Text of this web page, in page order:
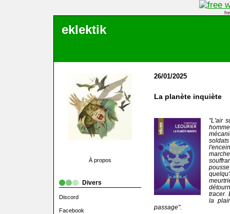
eklektik
À propos
Divers
Discord
Facebook
26/01/2025
La planète inquiète
"L'air
tracer.
la
passage".